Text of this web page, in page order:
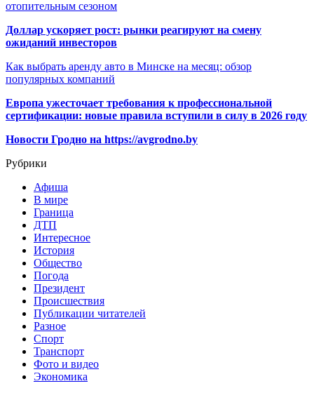
отопительным сезоном
Доллар ускоряет рост: рынки реагируют на смену
ожиданий инвесторов
Как выбрать аренду авто в Минске на месяц: обзор
популярных компаний
Европа ужесточает требования к профессиональной
сертификации: новые правила вступили в силу в 2026 году
Новости Гродно на https://avgrodno.by
Рубрики
Афиша
В мире
Граница
ДТП
Интересное
История
Общество
Погода
Президент
Происшествия
Публикации читателей
Разное
Спорт
Транспорт
Фото и видео
Экономика